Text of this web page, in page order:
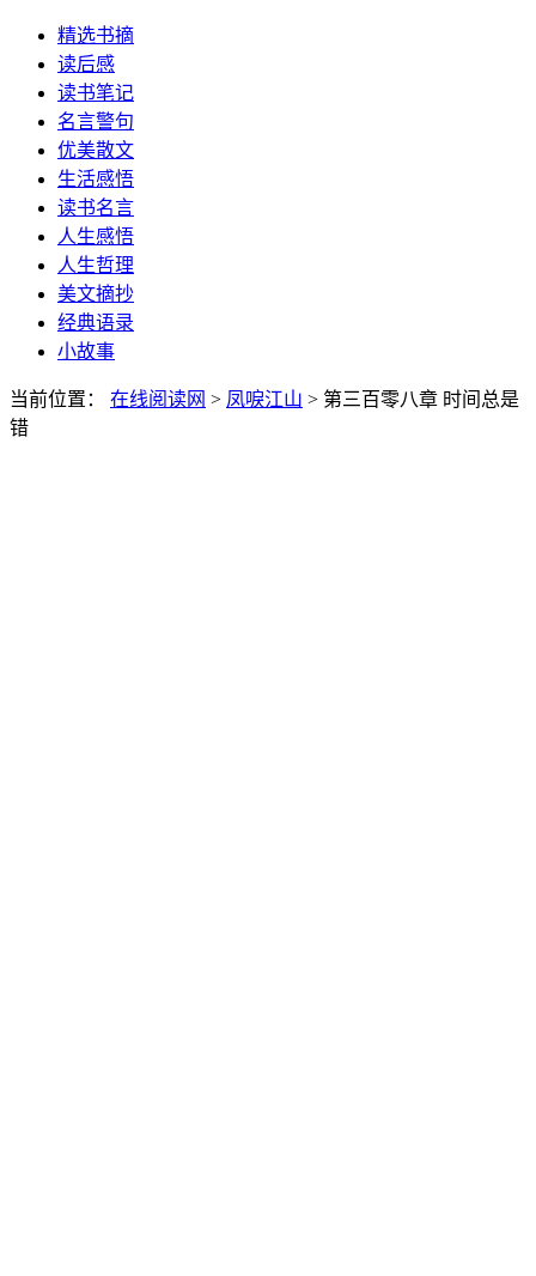
精选书摘
读后感
读书笔记
名言警句
优美散文
生活感悟
读书名言
人生感悟
人生哲理
美文摘抄
经典语录
小故事
当前位置： 在线阅读网 > 凤唳江山 > 第三百零八章 时间总是
错